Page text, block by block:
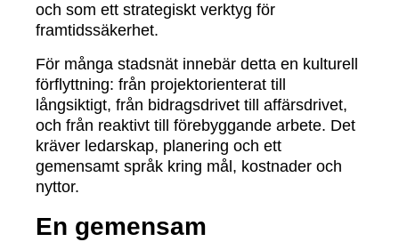
och som ett strategiskt verktyg för
framtidssäkerhet.
För många stadsnät innebär detta en kulturell
förflyttning: från projektorienterat till
långsiktigt, från bidragsdrivet till affärsdrivet,
och från reaktivt till förebyggande arbete. Det
kräver ledarskap, planering och ett
gemensamt språk kring mål, kostnader och
nyttor.
En gemensam